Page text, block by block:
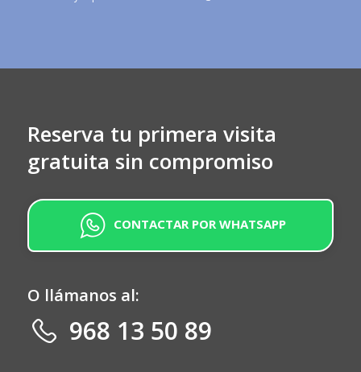
Reserva tu primera visita
gratuita sin compromiso
CONTACTAR POR WHATSAPP
O llámanos al:
968 13 50 89